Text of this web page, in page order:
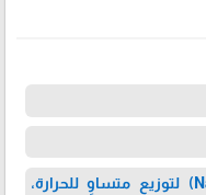
تقنية “نانو تيتانيوم” (Nano Titanium) لتوزيع متساوٍ للحرارة،